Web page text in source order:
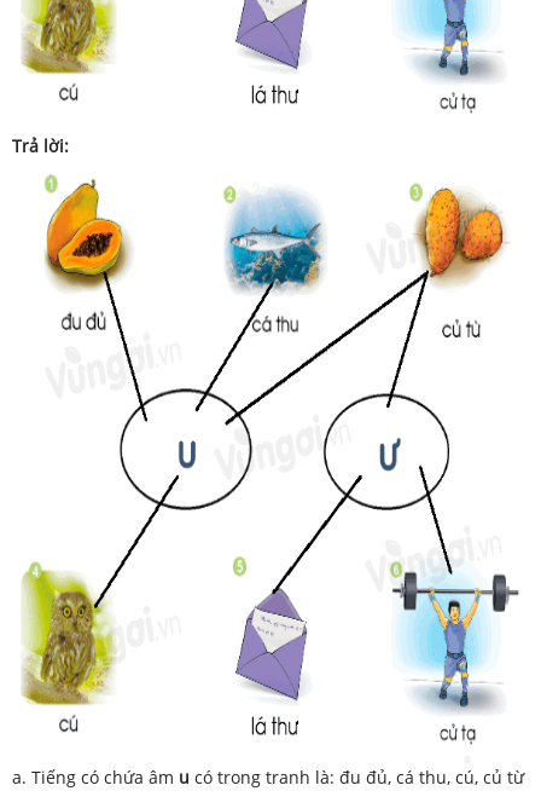
Trả lời:
a. Tiếng có chứa âm u có trong tranh là: đu đủ, cá thu, cú, củ từ